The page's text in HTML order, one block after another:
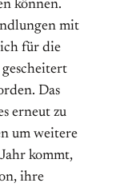
können.
mit
für die
Das
erneut zu
um weitere
kommt,
ihre